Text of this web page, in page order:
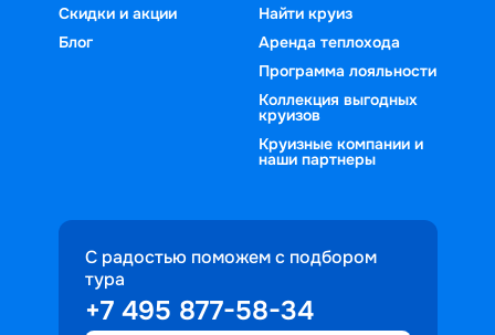
Скидки и акции
Блог
Найти круиз
Аренда теплохода
Программа лояльности
Коллекция выгодных
круизов
Круизные компании и
наши партнеры
С радостью поможем с подбором
тура
+7 495 877-58-34